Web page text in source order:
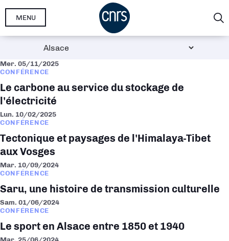
Aller
MENU
Mer. 05/11/2025
CONFÉRENCE
Le carbone au service du stockage de
l'électricité
Lun. 10/02/2025
CONFÉRENCE
Tectonique et paysages de l'Himalaya-Tibet
aux Vosges
Mar. 10/09/2024
CONFÉRENCE
Saru, une histoire de transmission culturelle
Sam. 01/06/2024
CONFÉRENCE
Le sport en Alsace entre 1850 et 1940